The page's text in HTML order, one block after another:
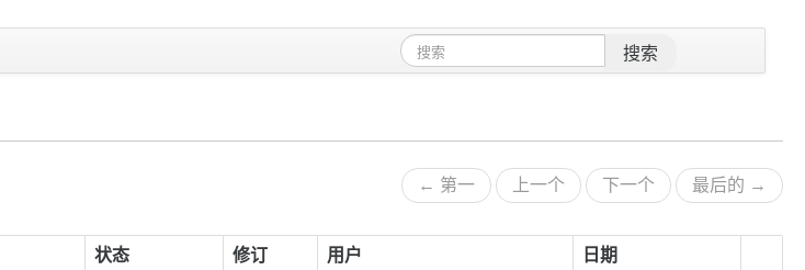
搜索
← 第一 上一个 下一个 最后的 →
状态 修订 用户
日期